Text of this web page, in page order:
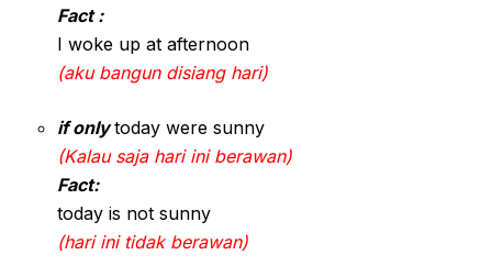
Fact :
I woke up at afternoon
(aku bangun disiang hari)
if onlytoday were sunny
(Kalau saja hari ini berawan)
Fact:
today is not sunny
(hari ini tidak berawan)